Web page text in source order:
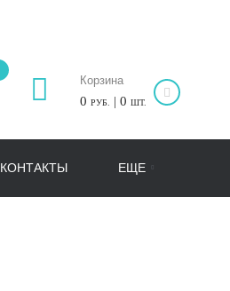
Корзина
0 РУБ. | 0 ШТ.
КОНТАКТЫ ЕЩЕ